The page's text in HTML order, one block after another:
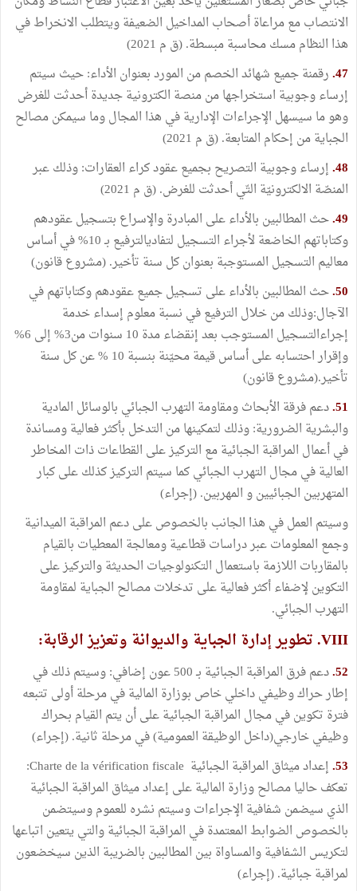
الانتصاب مع مراعاة أصحاب المداخيل الضعيفة ويتطلب الانخراط في
هذا النظام مسك محاسبة مبسطة. (ق م 2021)
47. رقمنة جميع شهائد الخصم من المورد بعنوان الأداء: حيث سيتم
إرساء وجوبية استخراجها من منصة الكترونية جديدة أحدثت للغرض
وهو ما سيسهل الإجراءات الإدارية في هذا المجال وما سيمكن مصالح
الجباية من إحكام المتابعة. (ق م 2021)
48. إرساء وجوبية التصريح بجميع عقود كراء العقارات: وذلك عبر
المنصّة الالكترونيّة التّي أحدثت للغرض. (ق م 2021)
49. حث المطالبين بالأداء على المبادرة والإسراع بتسجيل عقودهم
وكتاباتهم الخاضعة لأجراء التسجيل لتفاديالترفيع بـ 10% في أساس
معاليم التسجيل المستوجبة بعنوان كل سنة تأخير. (مشروع قانون)
50. حث المطالبين بالأداء على تسجيل جميع عقودهم وكتاباتهم في
الآجال:وذلك من خلال الترفيع في نسبة معلوم إسداء خدمة
إجراءالتسجيل المستوجب بعد إنقضاء مدة 10 سنوات من3% إلى 6%
وإقرار احتسابه على أساس قيمة محيّنة بنسبة 10 % عن كل سنة
تأخير.(مشروع قانون)
51. دعم فرقة الأبحاث ومقاومة التهرب الجبائي بالوسائل المادية
والبشرية الضرورية: وذلك لتمكينها من التدخل بأكثر فعالية ومساندة
في أعمال المراقبة الجبائية مع التركيز على القطاعات ذات المخاطر
العالية في مجال التهرب الجبائي كما سيتم التركيز كذلك على كبار
المتهربين الجبائيين و المهربين. (إجراء)
وسيتم العمل في هذا الجانب بالخصوص على دعم المراقبة الميدانية
وجمع المعلومات عبر دراسات قطاعية ومعالجة المعطيات بالقيام
بالمقاربات اللازمة باستعمال التكنولوجيات الحديثة والتركيز على
التكوين لإضفاء أكثر فعالية على تدخلات مصالح الجباية لمقاومة
التهرب الجبائي.
VIII. تطوير إدارة الجباية والديوانة وتعزيز الرقابة:
52.
دعم فرق المراقبة الجبائية بـ 500 عون إضافي: وسيتم ذلك في
إطار حراك وظيفي داخلي خاص بوزارة المالية في مرحلة أولى تتبعه
فترة تكوين في مجال المراقبة الجبائية على أن يتم القيام بحراك
وظيفي خارجي(داخل الوظيقة العمومية) في مرحلة ثانية. (إجراء)
53.
إعداد ميثاق المراقبة الجبائية Charte de la vérification fiscale:
تعكف حاليا مصالح وزارة المالية على إعداد ميثاق المراقبة الجبائية
الذي سيضمن شفافية الإجراءات وسيتم نشره للعموم وسيتضمن
بالخصوص الضوابط المعتمدة في المراقبة الجبائية والتي يتعين اتباعها
لتكريس الشفافية والمساواة بين المطالبين بالضريبة الذين سيخضعون
لمراقبة جبائية. (إجراء)